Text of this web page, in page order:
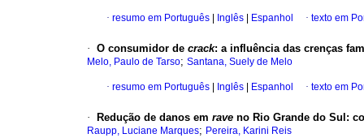
· resumo em Português Inglês Espanhol · texto em
· O consumidor de crack: a influência das crenças
Melo, Paulo de Tarso; Santana, Suely de Melo
· resumo em Português Inglês Espanhol · texto em
· Redução de danos em rave no Rio Grande do Sul :
Raupp, Luciane Marques; Pereira, Karini Reis